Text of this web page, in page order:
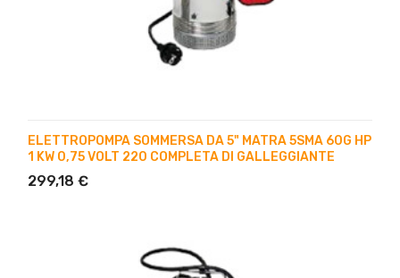
ELETTROPOMPA SOMMERSA DA 5" MATRA 5SMA 60G HP
1 KW 0,75 VOLT 220 COMPLETA DI GALLEGGIANTE
299,18 €